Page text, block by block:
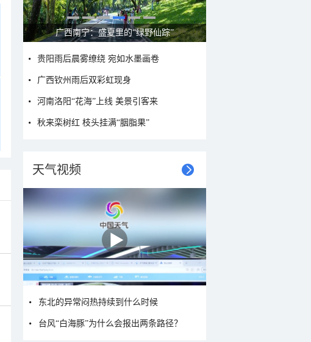
呼伦贝尔草原 藏着最治愈的蓝天白云
贵阳雨后晨雾缭绕 宛如水墨画卷
广西钦州雨后双彩虹现身
河南洛阳“花海”上线 美景引客来
秋来栾树红 枝头挂满“胭脂果”
天气视频
东北的异常闷热持续到什么时候
台风“白海豚”为什么会报出两条路径？